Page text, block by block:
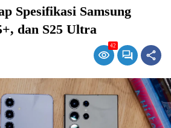
Spesifikasi Samsung
dan S25 Ultra
42